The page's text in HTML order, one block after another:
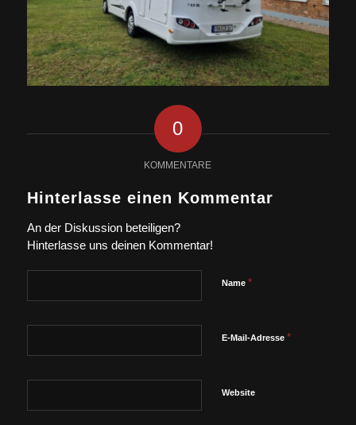
0
KOMMENTARE
Hinterlasse einen Kommentar
An der Diskussion beteiligen?
Hinterlasse uns deinen Kommentar!
Name *
E-Mail-Adresse *
Website